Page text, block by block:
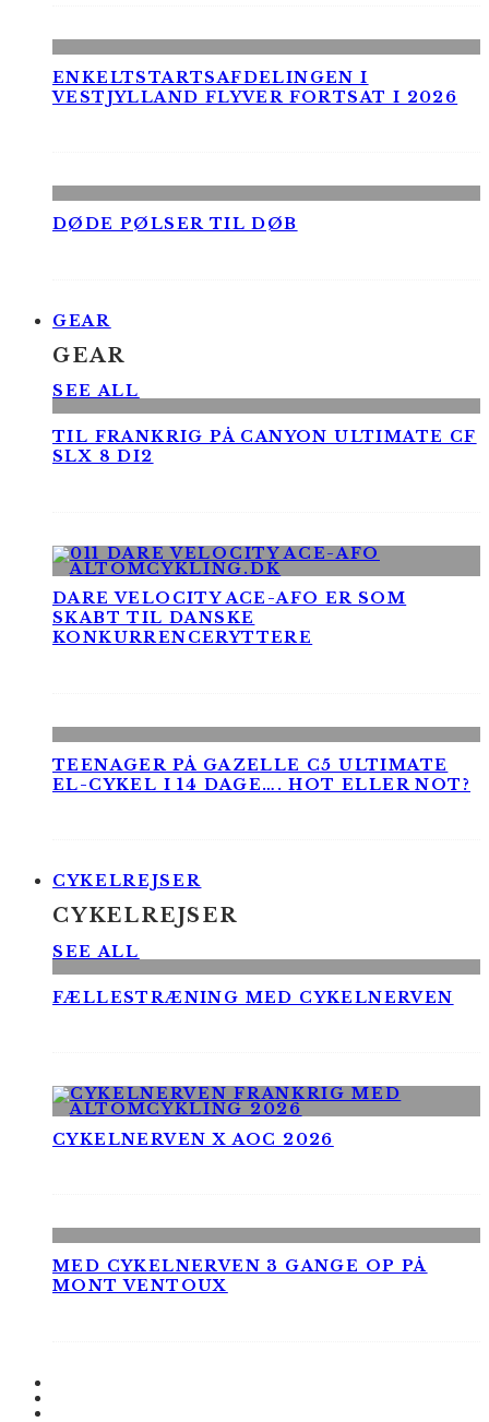
ENKELTSTARTSAFDELINGEN I
VESTJYLLAND FLYVER FORTSAT I 2026
DØDE PØLSER TIL DØB
GEAR
GEAR
SEE ALL
TIL FRANKRIG PÅ CANYON ULTIMATE CF
SLX 8 DI2
DARE VELOCITY ACE-AFO ER SOM
SKABT TIL DANSKE
KONKURRENCERYTTERE
TEENAGER PÅ GAZELLE C5 ULTIMATE
EL-CYKEL I 14 DAGE…. HOT ELLER NOT?
CYKELREJSER
CYKELREJSER
SEE ALL
FÆLLESTRÆNING MED CYKELNERVEN
CYKELNERVEN X AOC 2026
MED CYKELNERVEN 3 GANGE OP PÅ
MONT VENTOUX